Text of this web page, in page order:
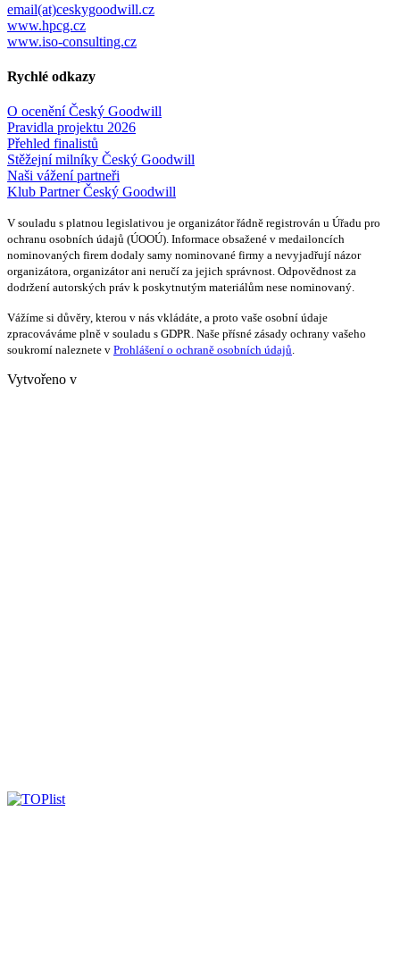
email(at)ceskygoodwill.cz
www.hpcg.cz
www.iso-consulting.cz
Rychlé odkazy
O ocenění Český Goodwill
Pravidla projektu 2026
Přehled finalistů
Stěžejní milníky Český Goodwill
Naši vážení partneři
Klub Partner Český Goodwill
V souladu s platnou legislativou je organizátor řádně registrován u Úřadu pro
ochranu osobních údajů (ÚOOÚ). Informace obsažené v medailoncích
nominovaných firem dodaly samy nominované firmy a nevyjadřují názor
organizátora, organizátor ani neručí za jejich správnost. Odpovědnost za
dodržení autorských práv k poskytnutým materiálům nese nominovaný.
Vážíme si důvěry, kterou v nás vkládáte, a proto vaše osobní údaje
zpracováváme plně v souladu s GDPR. Naše přísné zásady ochrany vašeho
soukromí naleznete v Prohlášení o ochraně osobních údajů.
Vytvořeno v